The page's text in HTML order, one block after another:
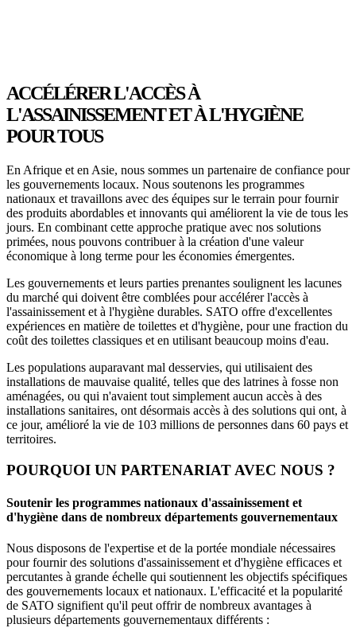
ACCÉLÉRER L'ACCÈS À
L'ASSAINISSEMENT ET À L'HYGIÈNE
POUR TOUS
En Afrique et en Asie, nous sommes un partenaire de confiance pour
les gouvernements locaux. Nous soutenons les programmes
nationaux et travaillons avec des équipes sur le terrain pour fournir
des produits abordables et innovants qui améliorent la vie de tous les
jours. En combinant cette approche pratique avec nos solutions
primées, nous pouvons contribuer à la création d'une valeur
économique à long terme pour les économies émergentes.
Les gouvernements et leurs parties prenantes soulignent les lacunes
du marché qui doivent être comblées pour accélérer l'accès à
l'assainissement et à l'hygiène durables. SATO offre d'excellentes
expériences en matière de toilettes et d'hygiène, pour une fraction du
coût des toilettes classiques et en utilisant beaucoup moins d'eau.
Les populations auparavant mal desservies, qui utilisaient des
installations de mauvaise qualité, telles que des latrines à fosse non
aménagées, ou qui n'avaient tout simplement aucun accès à des
installations sanitaires, ont désormais accès à des solutions qui ont, à
ce jour, amélioré la vie de 103 millions de personnes dans 60 pays et
territoires.
POURQUOI UN PARTENARIAT AVEC NOUS ?
Soutenir les programmes nationaux d'assainissement et
d'hygiène dans de nombreux départements gouvernementaux
Nous disposons de l'expertise et de la portée mondiale nécessaires
pour fournir des solutions d'assainissement et d'hygiène efficaces et
percutantes à grande échelle qui soutiennent les objectifs spécifiques
des gouvernements locaux et nationaux. L'efficacité et la popularité
de SATO signifient qu'il peut offrir de nombreux avantages à
plusieurs départements gouvernementaux différents :